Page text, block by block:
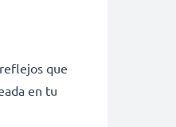
que
en tu